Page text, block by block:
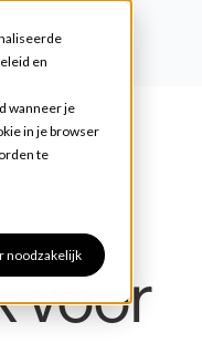
en
wanneer je
in je browser
te
noodzakelijk
voor